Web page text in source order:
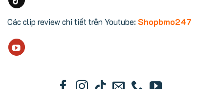
Các clip review chi tiết trên Youtube: Shopbmo247